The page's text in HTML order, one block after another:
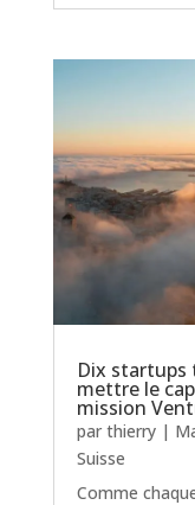
Dix startups
mettre le
mission
par thierry|
Suisse
Comme